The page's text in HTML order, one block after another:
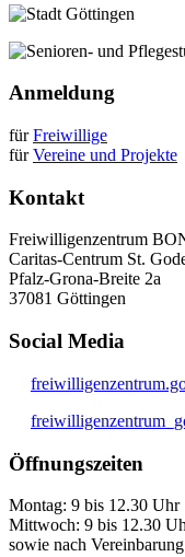
Anmeldung
fürFreiwillige
fürVereine und Projekte
Kontakt
Freiwilligenzentrum
Caritas-Centrum St.
Pfalz-Grona-Breite 2a
37081 Göttingen
Social Media
Öffnungszeiten
Montag: 9 bis 12.30 Uhr
Mittwoch: 9 bis 12.30
sowie nach Vereinbarung